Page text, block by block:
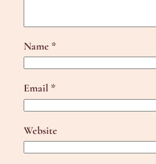
Name *
Email *
Website